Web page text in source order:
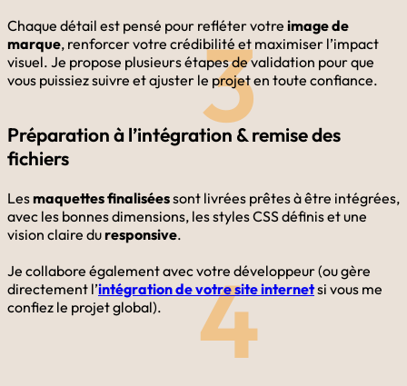
3
Chaque détail est pensé pour refléter votre image de
marque, renforcer votre crédibilité et maximiser l’impact
visuel. Je propose plusieurs étapes de validation pour que
vous puissiez suivre et ajuster le projet en toute confiance.
4
Préparation à l’intégration & remise des
fichiers
Lesmaquettes finaliséessont livrées prêtes à être intégrées,
avec les bonnes dimensions, les styles CSS définis et une
vision claire duresponsive.
Je collabore également avec votre développeur (ou gère
directement l’intégration de votre site internetsi vous me
confiez le projet global).